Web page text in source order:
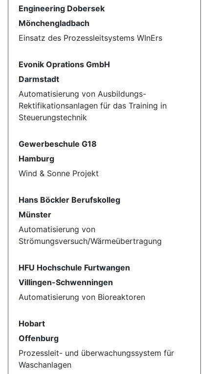
Engineering Dobersek
Mönchengladbach
Einsatz des Prozessleitsystems WInErs
Evonik Oprations GmbH
Darmstadt
Automatisierung von Ausbildungs-
Rektifikationsanlagen für das Training in
Steuerungstechnik
Gewerbeschule G18
Hamburg
Wind & Sonne Projekt
Hans Böckler Berufskolleg
Münster
Automatisierung von
Strömungsversuch/Wärmeübertragung
HFU Hochschule Furtwangen
Villingen-Schwenningen
Automatisierung von Bioreaktoren
Hobart
Offenburg
Prozessleit- und überwachungssystem für
Waschanlagen